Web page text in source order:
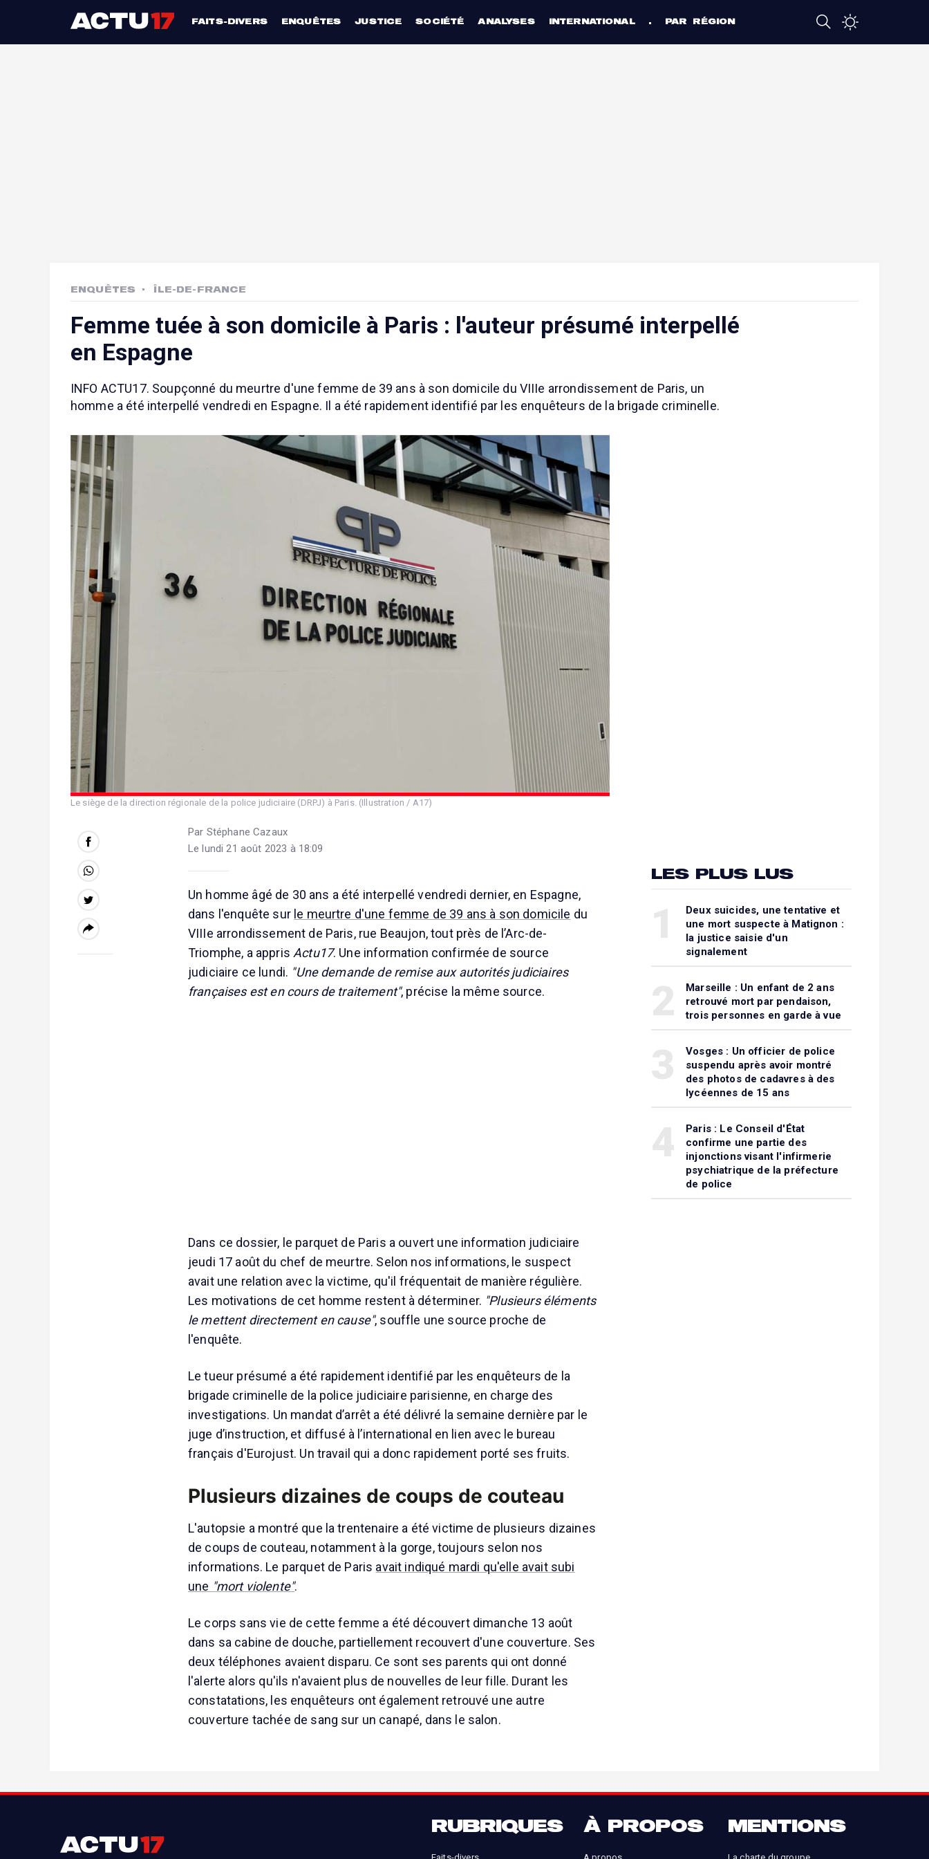
FAITS-DIVERS ENQUÊTES JUSTICE SOCIÉTÉ ANALYSES INTERNATIONAL PAR RÉGION
ENQUÊTES ÎLE-DE-FRANCE
Femme tuée à son domicile à Paris : l'auteur présumé interpellé
en Espagne
INFO ACTU17. Soupçonné du meurtre d'une femme de 39 ans à son domicile du VIIIe arrondissement de Paris, un
homme a été interpellé vendredi en Espagne. Il a été rapidement identifié par les enquêteurs de la brigade criminelle.
Le siège de la direction régionale de la police judiciaire (DRPJ) à Paris. (Illustration / A17)
Par Stéphane Cazaux
Le lundi 21 août 2023 à 18:09
Un homme âgé de 30 ans a été interpellé vendredi dernier, en Espagne,
dans l'enquête sur le meurtre d'une femme de 39 ans à son domicile du
VIIIe arrondissement de Paris, rue Beaujon, tout près de l’Arc-de-
Triomphe, a apprisActu17. Une information confirmée de source
judiciaire ce lundi. "Une demande de remise aux autorités judiciaires
françaises est en cours de traitement", précise la même source.
Dans ce dossier, le parquet de Paris a ouvert une information judiciaire
jeudi 17 août du chef de meurtre. Selon nos informations, le suspect
avait une relation avec la victime, qu'il fréquentait de manière régulière.
Les motivations de cet homme restent à déterminer. "Plusieurs éléments
le mettent directement en cause", souffle une source proche de
l'enquête.
Le tueur présumé a été rapidement identifié par les enquêteurs de la
brigade criminelle de la police judiciaire parisienne, en charge des
investigations. Un mandat d’arrêt a été délivré la semaine dernière par le
juge d’instruction, et diffusé à l’international en lien avec le bureau
français d'Eurojust. Un travail qui a donc rapidement porté ses fruits.
Plusieurs dizaines de coups de couteau
L'autopsie a montré que la trentenaire a été victime de plusieurs dizaines
de coups de couteau, notamment à la gorge, toujours selon nos
informations. Le parquet de Paris avait indiqué mardi qu'elle avait subi
une "mort violente".
Le corps sans vie de cette femme a été découvert dimanche 13 août
dans sa cabine de douche, partiellement recouvert d'une couverture. Ses
deux téléphones avaient disparu. Ce sont ses parents qui ont donné
l'alerte alors qu'ils n'avaient plus de nouvelles de leur fille. Durant les
constatations, les enquêteurs ont également retrouvé une autre
couverture tachée de sang sur un canapé, dans le salon.
LES PLUS LUS
Deux suicides, une tentative et
une mort suspecte à Matignon :
la justice saisie d'un
signalement
Marseille : Un enfant de 2 ans
retrouvé mort par pendaison,
trois personnes en garde à vue
Vosges : Un officier de police
suspendu après avoir montré
des photos de cadavres à des
lycéennes de 15 ans
Paris : Le Conseil d'État
confirme une partie des
injonctions visant l'infirmerie
psychiatrique de la préfecture
de police
RUBRIQUES À PROPOS MENTIONS